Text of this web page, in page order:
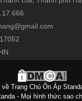
Trang Chủ Ổn Áp
- Mọi hình thức sao